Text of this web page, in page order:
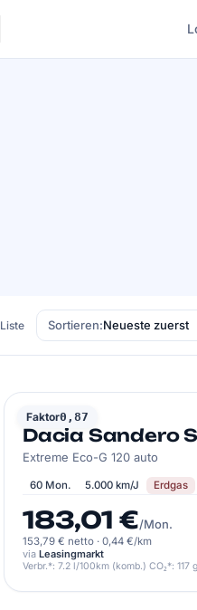
Liste Sortieren:
Faktor0,87
DACIA
Dacia Sandero
Extreme Eco-G 120 auto
60 Mon. 5.000 km/J Erdgas
183,01 €/Mon.
153,79 € netto · 0,44 €/km
via Leasingmarkt
Verbr.*: 7.2 l/100km (komb.) CO₂*: 117